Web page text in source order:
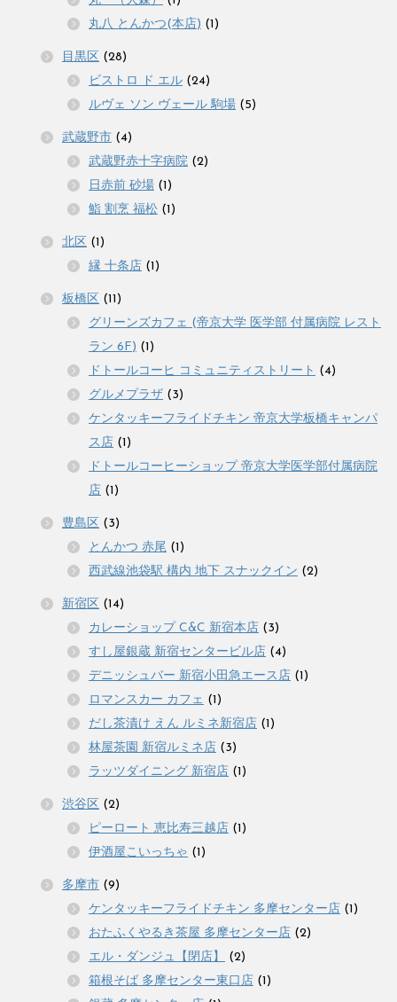
丸八 とんかつ(本店) (1)
目黒区 (28)
ビストロ ド エル (24)
ルヴェ ソン ヴェール 駒場 (5)
武蔵野市 (4)
武蔵野赤十字病院 (2)
日赤前 砂場 (1)
鮨 割烹 福松 (1)
北区 (1)
縁 十条店 (1)
板橋区 (11)
グリーンズカフェ (帝京大学 医学部 付属病院 レスト
ラン 6F) (1)
ドトールコーヒ コミュニティストリート (4)
グルメプラザ (3)
ケンタッキーフライドチキン 帝京大学板橋キャンパ
ス店 (1)
ドトールコーヒーショップ 帝京大学医学部付属病院
店 (1)
豊島区 (3)
とんかつ 赤尾 (1)
西武線池袋駅 構内 地下 スナックイン (2)
新宿区 (14)
カレーショップ C&C 新宿本店 (3)
すし屋銀蔵 新宿センタービル店 (4)
デニッシュバー 新宿小田急エース店 (1)
ロマンスカー カフェ (1)
だし茶漬け えん ルミネ新宿店 (1)
林屋茶園 新宿ルミネ店 (3)
ラッツダイニング 新宿店 (1)
渋谷区 (2)
ピーロート 恵比寿三越店 (1)
伊酒屋こいっちゃ (1)
多摩市 (9)
ケンタッキーフライドチキン 多摩センター店 (1)
おたふくやるき茶屋 多摩センター店 (2)
エル・ダンジュ【閉店】
(2)
箱根そば 多摩センター東口店 (1)